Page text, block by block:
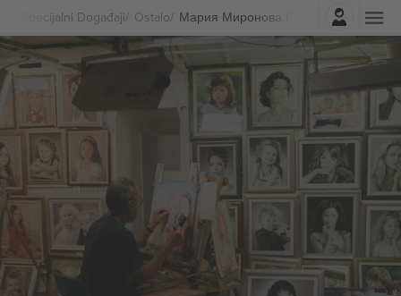
Specijalni Događaji Ostalo Мария Миронова Karte
Najavite se